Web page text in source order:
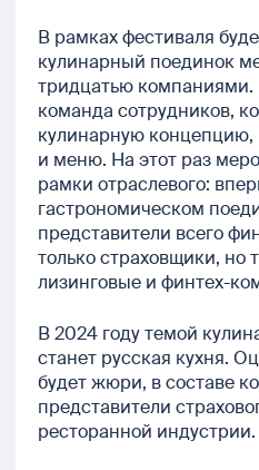
В рамках фестиваля
кулинарный поединок
тридцатью
команда сотрудников,
кулинарную
и меню. На этот раз
рамки отраслевого:
гастрономическом
представители всего
только страховщики, но
лизинговые и финтех-
В 2024 году темой
станет русская кухня.
будет жюри, в составе
представители
ресторанной индустрии.